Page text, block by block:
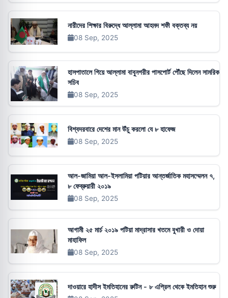
নারীদের শিক্ষার বিরুদ্ধে আল্লামা আহমদ শফী বক্তব্য নয়
08 Sep, 2025
হাসপাতালে গিয়ে আল্লামা বাবুনগরীর পাসপোর্ট পৌঁছে দিলেন সামরিক
সচিব
08 Sep, 2025
বিশ্বদরবারে দেশের মান উঁচু করলো যে ৮ হাফেজ
08 Sep, 2025
আল-জামিয়া আল-ইসলামিয়া পটিয়ার আন্তর্জাতিক মহাসম্মেলন ৭,
৮ ফেব্রুয়ারী ২০১৯
08 Sep, 2025
আগামী ২৫ মার্চ ২০১৯ পটিয়া মাদ্রাসার খতমে বুখারী ও দোয়া
মাহাফিল
08 Sep, 2025
দাওয়ারে হাদীস ইমতিহানের রুটিন - ৮ এপ্রিল থেকে ইমতিহান শুরু